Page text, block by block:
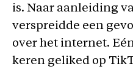
is. Naar aanleiding
verspreidde een
over het internet.
keren geliked op